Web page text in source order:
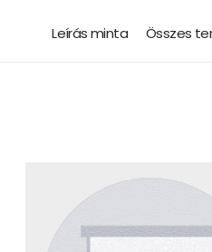
Leírás minta Összes